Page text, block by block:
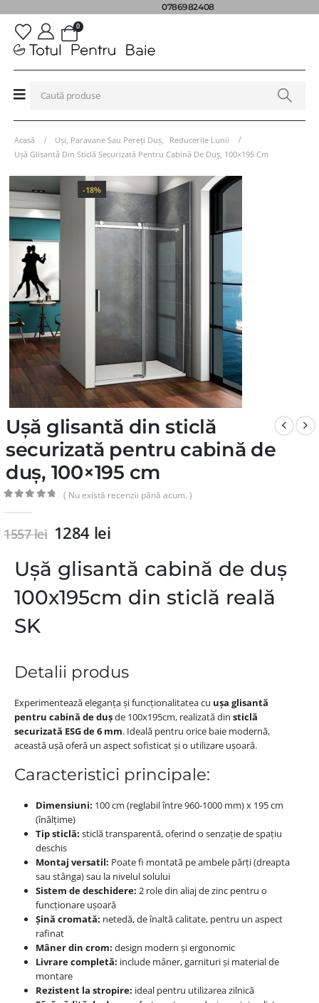
0786982408
0
Acasă Uși, Paravane Sau Pereți Duș
Reducerile Lunii
Ușă Glisantă Din Sticlă Securizată Pentru Cabină De Duș, 100×195 Cm
-18%
Ușă glisantă din sticlă
securizată pentru cabină de
duș, 100×195 cm
( Nu există recenzii până acum. )
1557lei 1284 lei
Ușă glisantă cabină de duș
100x195cm din sticlă reală
SK
Detalii produs
Experimentează eleganța și funcționalitatea cu ușa glisantă
pentru cabină de dușde 100x195cm, realizată din sticlă
securizată ESG de 6 mm. Ideală pentru orice baie modernă,
această ușă oferă un aspect sofisticat și o utilizare ușoară.
Caracteristici principale:
Dimensiuni: 100 cm (reglabil între 960-1000 mm) x 195 cm
(înălțime)
Tip sticlă: sticlă transparentă, oferind o senzație de spațiu
deschis
Montaj versatil: Poate fi montată pe ambele părți (dreapta
sau stânga) sau la nivelul solului
Sistem de deschidere: 2 role din aliaj de zinc pentru o
funcționare ușoară
Șină cromată: netedă, de înaltă calitate, pentru un aspect
rafinat
Mâner din crom: design modern și ergonomic
Livrare completă: include mâner, garnituri și material de
montare
Rezistent la stropire: ideal pentru utilizarea zilnică